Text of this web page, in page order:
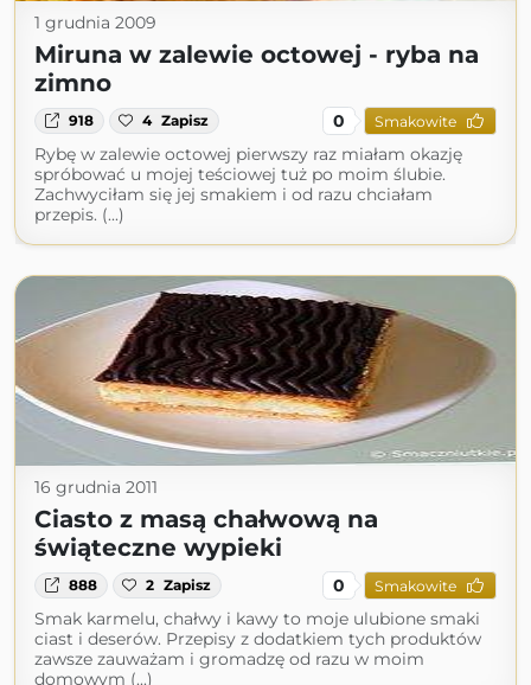
1 grudnia 2009
Miruna w zalewie octowej - ryba na
zimno
918 4 Zapisz 0 Smakowite
Rybę w zalewie octowej pierwszy raz miałam okazję
spróbować u mojej teściowej tuż po moim ślubie.
Zachwyciłam się jej smakiem i od razu chciałam
przepis. (...)
16 grudnia 2011
Ciasto z masą chałwową na
świąteczne wypieki
888 2 Zapisz 0 Smakowite
Smak karmelu, chałwy i kawy to moje ulubione smaki
ciast i deserów. Przepisy z dodatkiem tych produktów
zawsze zauważam i gromadzę od razu w moim
domowym (...)